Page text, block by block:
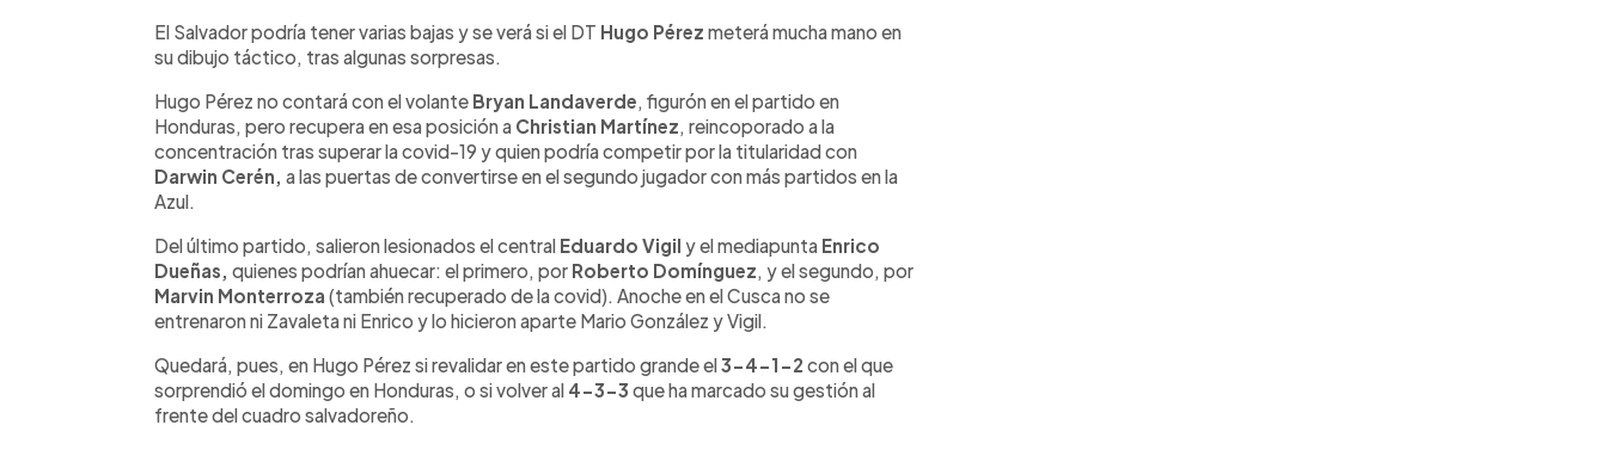
El Salvador podría tener varias bajas y se verá si el DT Hugo Pérez meterá mucha mano en
su dibujo táctico, tras algunas sorpresas.
Hugo Pérez no contará con el volante Bryan Landaverde, figurón en el partido en
Honduras, pero recupera en esa posición a Christian Martínez, reincoporado a la
concentración tras superar la covid-19 y quien podría competir por la titularidad con
Darwin Cerén, a las puertas de convertirse en el segundo jugador con más partidos en la
Azul.
Del último partido, salieron lesionados el central Eduardo Vigil y el mediapunta Enrico
Dueñas, quienes podrían ahuecar: el primero, por Roberto Domínguez, y el segundo, por
Marvin Monterroza (también recuperado de la covid). Anoche en el Cusca no se
entrenaron ni Zavaleta ni Enrico y lo hicieron aparte Mario González y Vigil.
Quedará, pues, en Hugo Pérez si revalidar en este partido grande el3-4-1-2 con el que
sorprendió el domingo en Honduras, o si volver al 4-3-3 que ha marcado su gestión al
frente del cuadro salvadoreño.